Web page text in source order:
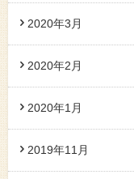
2020年3月
2020年2月
2020年1月
2019年11月